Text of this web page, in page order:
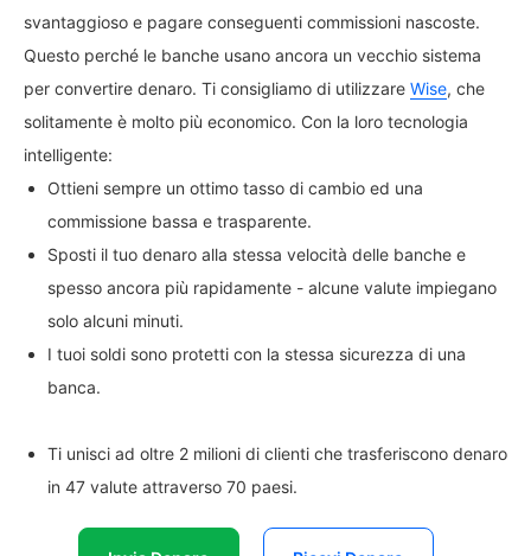
svantaggioso e pagare conseguenti commissioni nascoste.
Questo perché le banche usano ancora un vecchio sistema
per convertire denaro. Ti consigliamo di utilizzare Wise, che
solitamente è molto più economico. Con la loro tecnologia
intelligente:
Ottieni sempre un ottimo tasso di cambio ed una
commissione bassa e trasparente.
Sposti il tuo denaro alla stessa velocità delle banche e
spesso ancora più rapidamente - alcune valute impiegano
solo alcuni minuti.
I tuoi soldi sono protetti con la stessa sicurezza di una
banca.
Ti unisci ad oltre 2 milioni di clienti che trasferiscono denaro
in 47 valute attraverso 70 paesi.